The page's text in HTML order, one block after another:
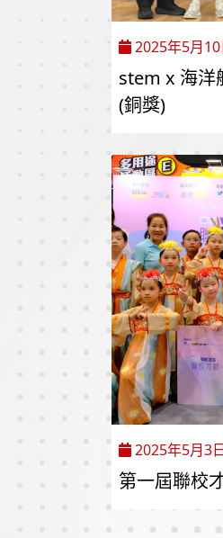
2025年5月10
stem x 海洋
(銅獎)
2025年5月3
第一屆聯校